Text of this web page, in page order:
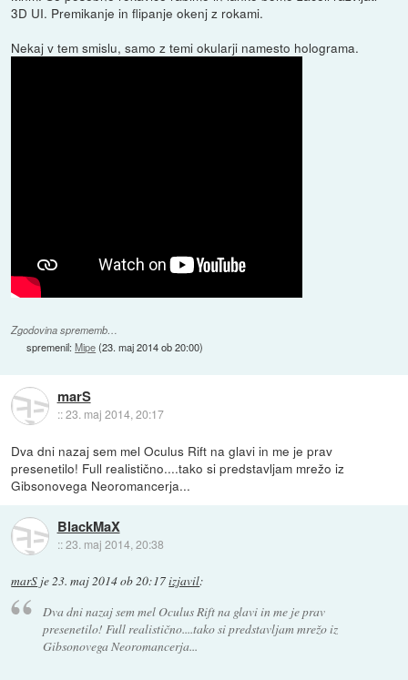
3D UI. Premikanje in flipanje okenj z rokami.
Nekaj v tem smislu, samo z temi okularji namesto holograma.
Zgodovina sprememb…
spremenil:Mipe(23. maj 2014 ob 20:00)
marS
::23. maj 2014, 20:17
Dva dni nazaj sem mel Oculus Rift na glavi in me je prav
presenetilo! Full realistično....tako si predstavljam mrežo iz
Gibsonovega Neoromancerja...
BlackMaX
::23. maj 2014, 20:38
marS je23. maj 2014 ob 20:17izjavil:
Dva dni nazaj sem mel Oculus Rift na glavi in me je prav
presenetilo! Full realistično....tako si predstavljam mrežo iz
Gibsonovega Neoromancerja...